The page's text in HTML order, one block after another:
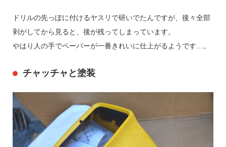
ドリルの先っぽに付けるヤスリで研いでたんですが、後々全部
剥がしてから見ると、後が残ってしまっています。
やはり人の手でペーパーが一番きれいに仕上がるようです…。
チャッチャと塗装